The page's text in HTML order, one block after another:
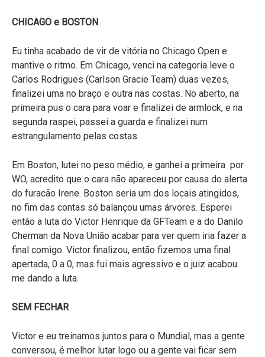
CHICAGO e BOSTON
Eu tinha acabado de vir de vitória no Chicago Open e
mantive o ritmo. Em Chicago, venci na categoria leve o
Carlos Rodrigues (Carlson Gracie Team) duas vezes,
finalizei uma no braço e outra nas costas. No aberto, na
primeira pus o cara para voar e finalizei de armlock, e na
segunda raspei, passei a guarda e finalizei num
estrangulamento pelas costas.
Em Boston, lutei no peso médio, e ganhei a primeira por
WO, acredito que o cara não apareceu por causa do alerta
do furacão Irene. Boston seria um dos locais atingidos,
no fim das contas só balançou umas árvores. Esperei
então a luta do Victor Henrique da GFTeam e a do Danilo
Cherman da Nova União acabar para ver quem iria fazer a
final comigo. Victor finalizou, então fizemos uma final
apertada, 0 a 0, mas fui mais agressivo e o juiz acabou
me dando a luta.
SEM FECHAR
Victor e eu treinamos juntos para o Mundial, mas a gente
conversou, é melhor lutar logo ou a gente vai ficar sem